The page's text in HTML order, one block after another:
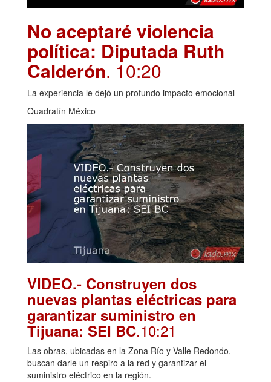
No aceptaré violencia
política: Diputada Ruth
Calderón. 10:20
La experiencia le dejó un profundo impacto emocional
Quadratín México
VIDEO.- Construyen dos
nuevas plantas eléctricas para
garantizar suministro en
Tijuana: SEI BC.10:21
Las obras, ubicadas en la Zona Río y Valle Redondo,
buscan darle un respiro a la red y garantizar el
suministro eléctrico en la región.